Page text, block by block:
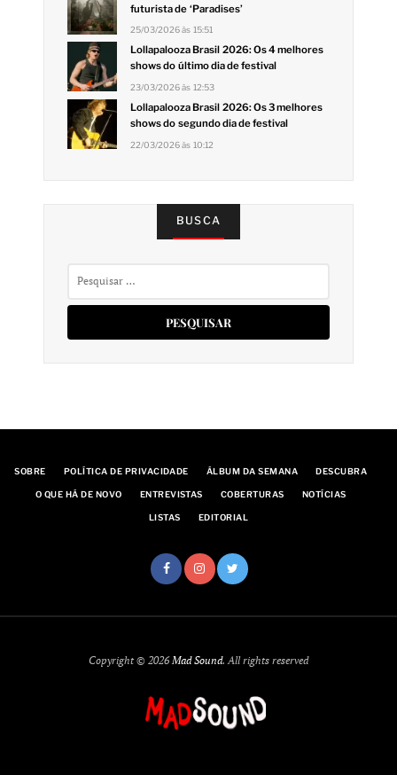
futurista de ‘Paradises’
25/03/2026 às 15:51
Lollapalooza Brasil 2026: Os 4 melhores
shows do último dia de festival
23/03/2026 às 12:53
Lollapalooza Brasil 2026: Os 3 melhores
shows do segundo dia de festival
22/03/2026 às 10:12
BUSCA
SOBRE POLÍTICA DE PRIVACIDADE ÁLBUM DA SEMANA DESCUBRA
O QUE HÁ DE NOVO ENTREVISTAS COBERTURAS NOTÍCIAS
LISTAS EDITORIAL
Copyright © 2026Mad Sound. All rights reserved